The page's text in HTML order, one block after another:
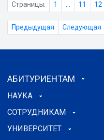
Страницы: 1 11 12
Предыдущая Следующая
АБИТУРИЕНТАМ
НАУКА
СОТРУДНИКАМ
УНИВЕРСИТЕТ